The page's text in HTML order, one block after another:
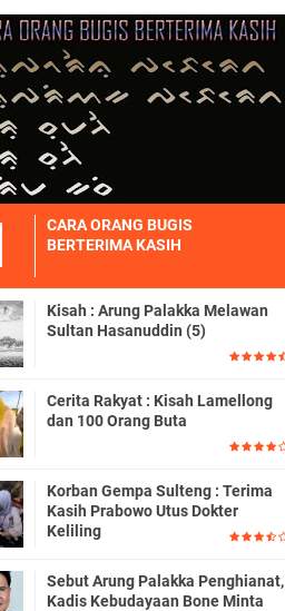
CARA ORANG BUGIS
BERTERIMA KASIH
Kisah : Arung Palakka Melawan
Sultan Hasanuddin (5)
Cerita Rakyat : Kisah Lamellong
dan 100 Orang Buta
Korban Gempa Sulteng : Terima
Kasih Prabowo Utus Dokter
Keliling
Sebut Arung Palakka Penghianat,
Kadis Kebudayaan Bone Minta